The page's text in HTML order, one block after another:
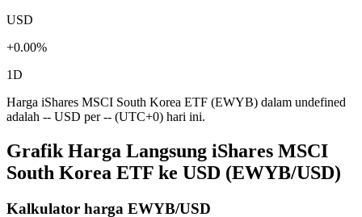
USD
+0.00%
1D
Harga iShares MSCI South Korea ETF (EWYB) dalam undefined
adalah -- USD per -- (UTC+0) hari ini.
Grafik Harga Langsung iShares MSCI
South Korea ETF ke USD (EWYB/USD)
Kalkulator harga EWYB/USD